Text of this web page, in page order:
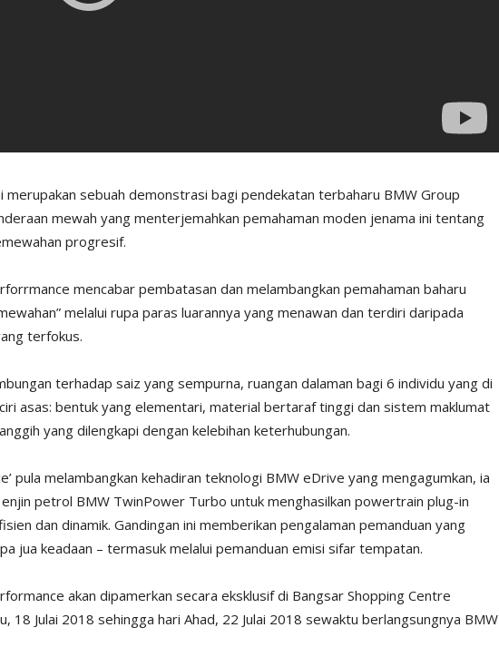
merupakan sebuah demonstrasi bagi pendekatan terbaharu BMW Group
mewah yang menterjemahkan pemahaman moden jenama ini tentang
progresif.
mencabar pembatasan dan melambangkan pemahaman baharu
melalui rupa paras luarannya yang menawan dan terdiri daripada
terfokus.
terhadap saiz yang sempurna, ruangan dalaman bagi 6 individu yang di
asas: bentuk yang elementari, material bertaraf tinggi dan sistem maklumat
yang dilengkapi dengan kelebihan keterhubungan.
pula melambangkan kehadiran teknologi BMW eDrive yang mengagumkan, ia
petrol BMW TwinPower Turbo untuk menghasilkan powertrain plug-in
dan dinamik. Gandingan ini memberikan pengalaman pemanduan yang
jua keadaan – termasuk melalui pemanduan emisi sifar tempatan.
akan dipamerkan secara eksklusif di Bangsar Shopping Centre
18 Julai 2018 sehingga hari Ahad, 22 Julai 2018 sewaktu berlangsungnya BMW